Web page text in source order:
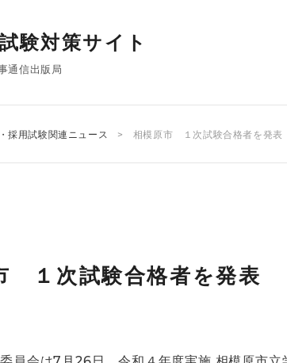
験対策サイト
通信出版局
採用試験関連ニュース 相模原市 １次試験合格者を発表
１次試験合格者を発表